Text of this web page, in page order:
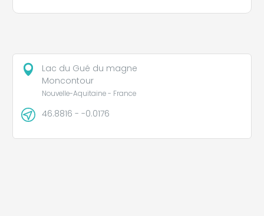
Lac du Gué du magne
Moncontour
Nouvelle-Aquitaine - France
46.8816 - -0.0176